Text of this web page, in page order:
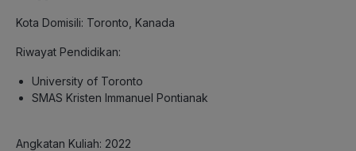
Kota Domisili: Toronto, Kanada
Riwayat Pendidikan:
University of Toronto
SMAS Kristen Immanuel Pontianak
Angkatan Kuliah: 2022